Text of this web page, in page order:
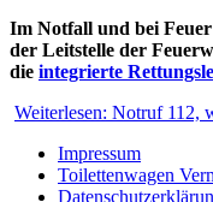
Im Notfall und bei
der Leitstelle der
die integrierte
Weiterlesen: Notruf 112,
Impressum
Toilettenwagen